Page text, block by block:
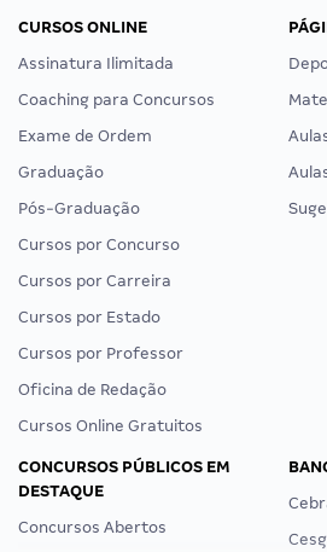
CURSOS ONLINE
Assinatura Ilimitada
Coaching para Concursos
Exame de Ordem
Graduação
Pós-Graduação
Cursos por Concurso
Cursos por Carreira
Cursos por Estado
Cursos por Professor
Oficina de Redação
Cursos Online Gratuitos
CONCURSOS PÚBLICOS EM
DESTAQUE
Concursos Abertos